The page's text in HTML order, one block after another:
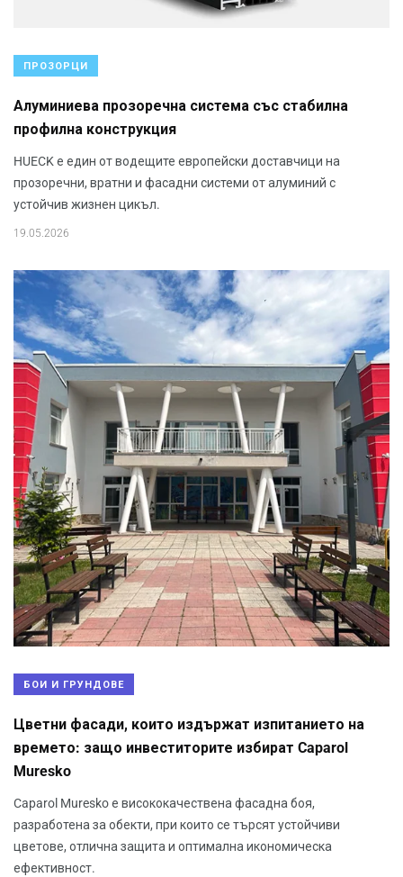
ПРОЗОРЦИ
Алуминиева прозоречна система със стабилна
профилна конструкция
HUECK е един от водещите европейски доставчици на
прозоречни, вратни и фасадни системи от алуминий с
устойчив жизнен цикъл.
19.05.2026
БОИ И ГРУНДОВЕ
Цветни фасади, които издържат изпитанието на
времето: защо инвеститорите избират Caparol
Muresko
Caparol Muresko е висококачествена фасадна боя,
разработена за обекти, при които се търсят устойчиви
цветове, отлична защита и оптимална икономическа
ефективност.